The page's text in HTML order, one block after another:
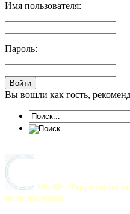
Имя пользователя:
Пароль:
Вы вошли как гость,
MixliP - Территория
не пожалеешь!